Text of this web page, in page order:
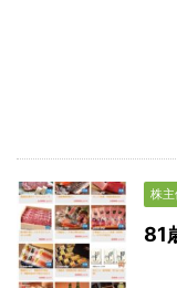
株
81